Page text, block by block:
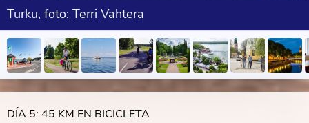
Turku, foto: Terri Vahtera
DÍA 5: 45 KM EN BICICLETA